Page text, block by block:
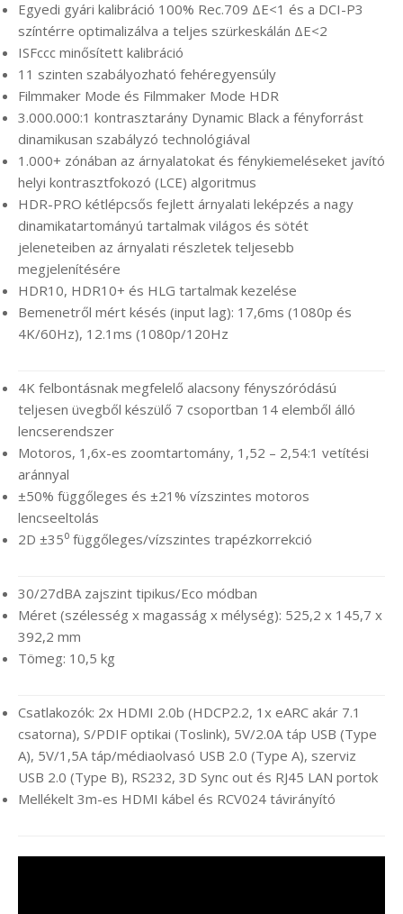
Egyedi gyári kalibráció 100% Rec.709 ΔE<1 és a DCI-P3
színtérre optimalizálva a teljes szürkeskálán ΔE<2
ISFccc minősített kalibráció
11 szinten szabályozható fehéregyensúly
Filmmaker Mode és Filmmaker Mode HDR
3.000.000:1 kontrasztarány Dynamic Black a fényforrást
dinamikusan szabályzó technológiával
1.000+ zónában az árnyalatokat és fénykiemeléseket javító
helyi kontrasztfokozó (LCE) algoritmus
HDR-PRO kétlépcsős fejlett árnyalati leképzés a nagy
dinamikatartományú tartalmak világos és sötét
jeleneteiben az árnyalati részletek teljesebb
megjelenítésére
HDR10, HDR10+ és HLG tartalmak kezelése
Bemenetről mért késés (input lag): 17,6ms (1080p és
4K/60Hz), 12.1ms (1080p/120Hz
4K felbontásnak megfelelő alacsony fényszóródású
teljesen üvegből készülő 7 csoportban 14 elemből álló
lencserendszer
Motoros, 1,6x-es zoomtartomány, 1,52 – 2,54:1 vetítési
aránnyal
±50% függőleges és ±21% vízszintes motoros
lencseeltolás
2D ±35⁰ függőleges/vízszintes trapézkorrekció
30/27dBA zajszint tipikus/Eco módban
Méret (szélesség x magasság x mélység): 525,2 x 145,7 x
392,2 mm
Tömeg: 10,5 kg
Csatlakozók: 2x HDMI 2.0b (HDCP2.2, 1x eARC akár 7.1
csatorna), S/PDIF optikai (Toslink), 5V/2.0A táp USB (Type
A), 5V/1,5A táp/médiaolvasó USB 2.0 (Type A), szerviz
USB 2.0 (Type B), RS232, 3D Sync out és RJ45 LAN portok
Mellékelt 3m-es HDMI kábel és RCV024 távirányító